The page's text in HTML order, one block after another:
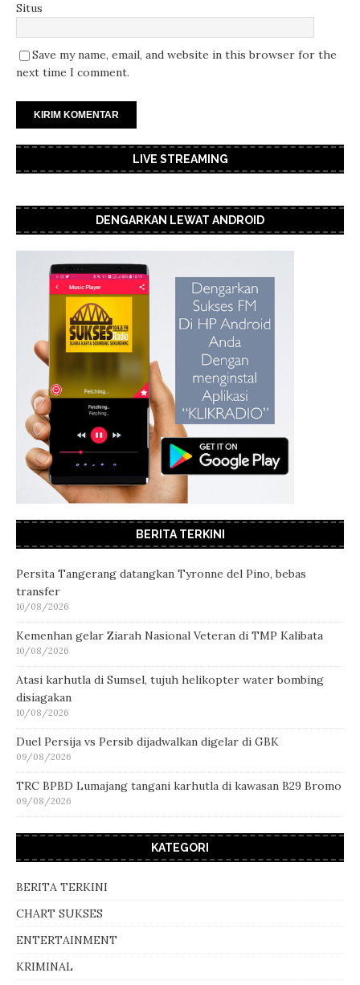
Situs
Save my name, email, and website in this browser for the
next time I comment.
LIVE STREAMING
DENGARKAN LEWAT ANDROID
BERITA TERKINI
Persita Tangerang datangkan Tyronne del Pino, bebas
transfer
10/08/2026
Kemenhan gelar Ziarah Nasional Veteran di TMP Kalibata
10/08/2026
Atasi karhutla di Sumsel, tujuh helikopter water bombing
disiagakan
10/08/2026
Duel Persija vs Persib dijadwalkan digelar di GBK
09/08/2026
TRC BPBD Lumajang tangani karhutla di kawasan B29 Bromo
09/08/2026
KATEGORI
BERITA TERKINI
CHART SUKSES
ENTERTAINMENT
KRIMINAL